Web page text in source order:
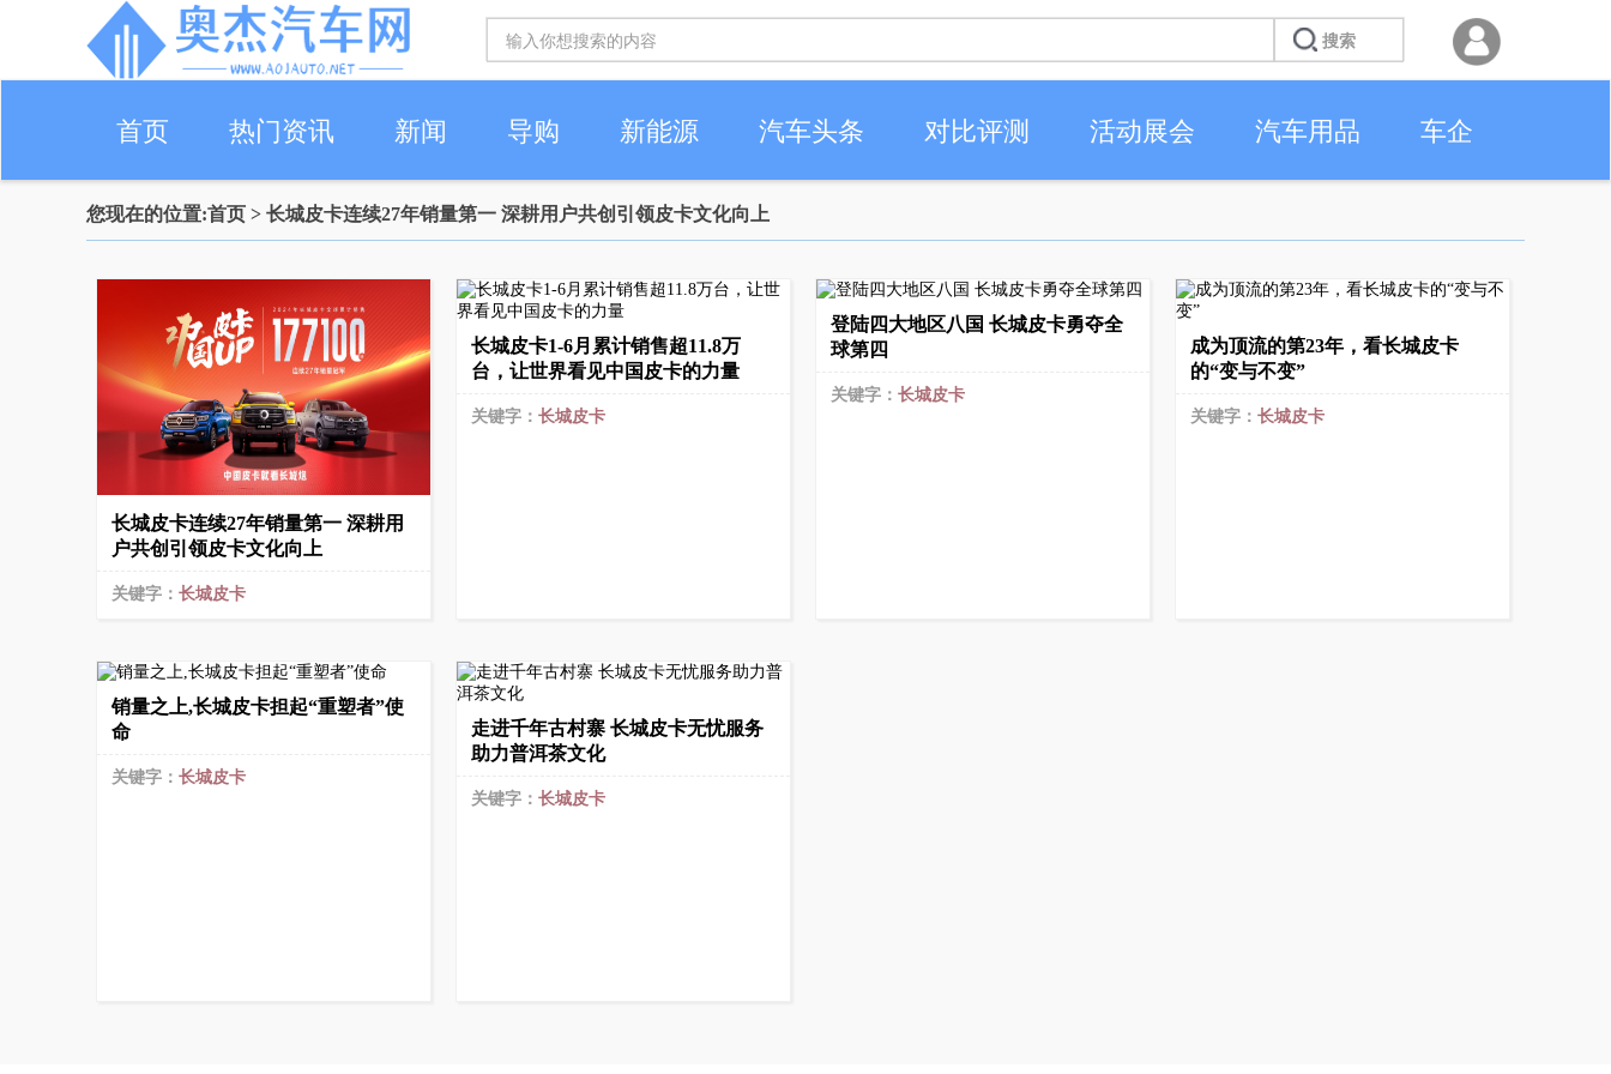
首页 热门资讯 新闻 导购 新能源 汽车头条 对比评测 活动展会 汽车用品 车企
您现在的位置:首页 > 长城皮卡连续27年销量第一 深耕用户共创引领皮卡文化向上
长城皮卡连续27年销量第一 深耕用
户共创引领皮卡文化向上
关键字： 长城皮卡
长城皮卡1-6月累计销售超11.8万
台，让世界看见中国皮卡的力量
关键字： 长城皮卡
登陆四大地区八国 长城皮卡勇夺全
球第四
关键字： 长城皮卡
成为顶流的第23年，看长城皮卡
的“变与不变”
关键字： 长城皮卡
销量之上,长城皮卡担起“重塑者”使
命
关键字： 长城皮卡
走进千年古村寨 长城皮卡无忧服务
助力普洱茶文化
关键字： 长城皮卡